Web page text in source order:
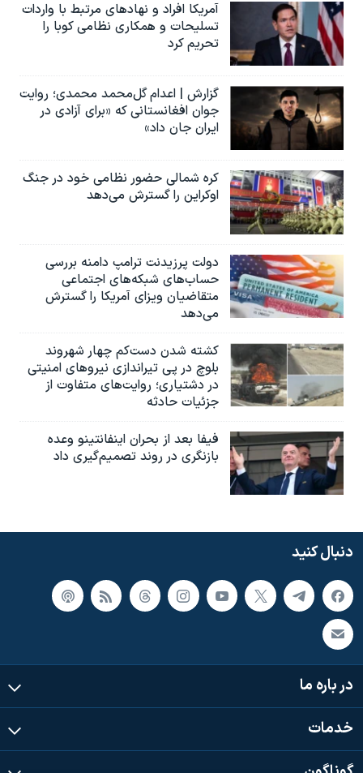
آمریکا افراد و نهادهای مرتبط با واردات
تسلیحات و همکاری نظامی کوبا را
تحریم کرد
گزارش | اعدام گل‌محمد محمدی؛ روایت
جوان افغانستانی که «برای آزادی در
ایران جان داد»
کره شمالی حضور نظامی خود در جنگ
اوکراین را گسترش می‌دهد
دولت پرزیدنت ترامپ دامنه بررسی
حساب‌های شبکه‌های اجتماعی
متقاضیان ویزای آمریکا را گسترش
می‌دهد
کشته شدن دست‌کم چهار شهروند
بلوچ در پی تیراندازی نیروهای امنیتی
در دشتیاری؛ روایت‌های متفاوت از
جزئیات حادثه
فیفا بعد از بحران اینفانتینو وعده
بازنگری در روند تصمیم‌گیری داد
دنبال کنید
در باره ما
خدمات